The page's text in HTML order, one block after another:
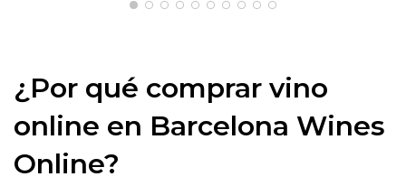
¿Por qué comprar vino
online en Barcelona Wines
Online?